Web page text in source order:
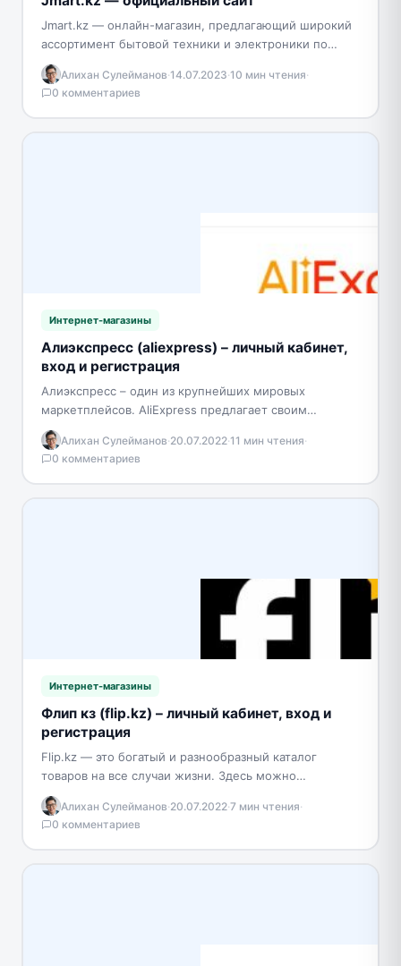
Jmart.kz — онлайн-магазин, предлагающий широкий
ассортимент бытовой техники и электроники по
привлекательным ценам в Казахстане. Здесь вы
найдете огромный выбор товаров и…
Алихан Сулейманов·14.07.2023·10 мин чтения·
0 комментариев
Интернет-магазины
Алиэкспресс (aliexpress) – личный кабинет,
вход и регистрация
Алиэкспресс – один из крупнейших мировых
маркетплейсов. AliExpress предлагает своим
клиентам самые низкие цены со скидками, а также
огромный выбор из более…
Алихан Сулейманов·20.07.2022·11 мин чтения·
0 комментариев
Интернет-магазины
Флип кз (flip.kz) – личный кабинет, вход и
регистрация
Flip.kz — это богатый и разнообразный каталог
товаров на все случаи жизни. Здесь можно
приобрести красивую одежду, обувь и фирменную
бытовую технику.…
Алихан Сулейманов·20.07.2022·7 мин чтения·
0 комментариев